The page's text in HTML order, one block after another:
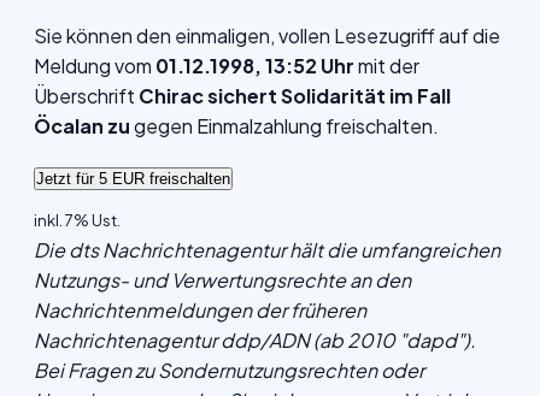
Sie können den einmaligen, vollen Lesezugriff auf die
Meldung vom 01.12.1998, 13:52 Uhrmit der
Überschrift Chirac sichert Solidarität im Fall
Öcalan zugegen Einmalzahlung freischalten.
inkl. 7% Ust.
Die dts Nachrichtenagentur hält die umfangreichen
Nutzungs- und Verwertungsrechte an den
Nachrichtenmeldungen der früheren
Nachrichtenagentur ddp/ADN (ab 2010 "dapd").
Bei Fragen zu Sondernutzungsrechten oder